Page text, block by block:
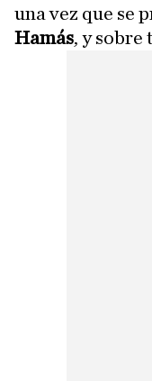
una vez que se
Hamás, y sobre